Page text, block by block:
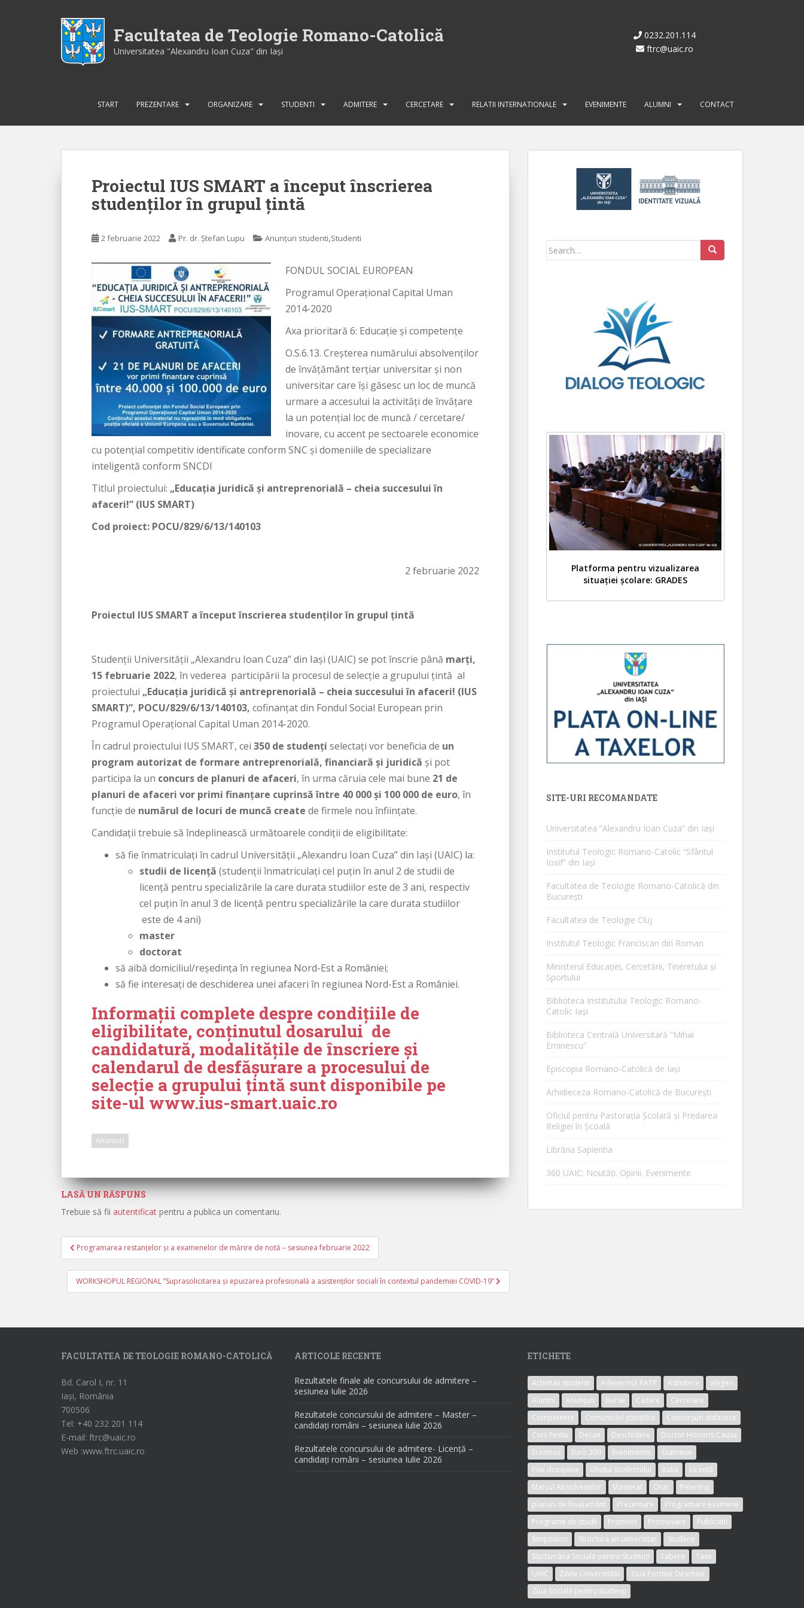
Facultatea de Teologie Romano-Catolică
Universitatea "Alexandru Ioan Cuza" din Iaşi
0232.201.114
ftrc@uaic.ro
START PREZENTARE ORGANIZARE STUDENTI ADMITERE CERCETARE RELATII INTERNATIONALE EVENIMENTE ALUMNI CONTACT
Proiectul IUS SMART a început înscrierea
studenților în grupul țintă
2 februarie 2022 Pr. dr. Ștefan Lupu Anunțuri studenti,Studenti
FONDUL SOCIAL EUROPEAN
Programul Operațional Capital Uman
2014-2020
Axa prioritară 6: Educație și competențe
O.S.6.13. Creșterea numărului absolvenților
de învățământ terțiar universitar și non
universitar care își găsesc un loc de muncă
urmare a accesului la activități de învățare
la un potențial loc de muncă / cercetare/
inovare, cu accent pe sectoarele economice
cu potențial competitiv identificate conform SNC şi domeniile de specializare
inteligentă conform SNCDI
Titlul proiectului: „Educația juridică și antreprenorială – cheia succesului în
afaceri!” (IUS SMART)
Cod proiect: POCU/829/6/13/140103
2 februarie 2022
Proiectul IUS SMART a început înscrierea studenților în grupul țintă
Studenții Universității „Alexandru Ioan Cuza” din Iași (UAIC) se pot înscrie până marți,
15 februarie 2022, în vederea participării la procesul de selecție a grupului țintă al
proiectului „Educația juridică și antreprenorială – cheia succesului în afaceri! (IUS
SMART)”, POCU/829/6/13/140103, cofinanţat din Fondul Social European prin
Programul Operațional Capital Uman 2014-2020.
În cadrul proiectului IUS SMART, cei 350 de studenți selectați vor beneficia de un
program autorizat de formare antreprenorială, financiară și juridică și pot
participa la un concurs de planuri de afaceri, în urma căruia cele mai bune 21 de
planuri de afaceri vor primi finanțare cuprinsă între 40 000 și 100 000 de euro, în
funcție de numărul de locuri de muncă create de firmele nou înființate.
Candidații trebuie să îndeplinească următoarele condiții de eligibilitate:
să fie înmatriculați în cadrul Universității „Alexandru Ioan Cuza” din Iași (UAIC) la:
studii de licență (studenții înmatriculați cel puțin în anul 2 de studii de
licență pentru specializările la care durata studiilor este de 3 ani, respectiv
cel puțin în anul 3 de licență pentru specializările la care durata studiilor
este de 4 ani)
master
doctorat
să aibă domiciliul/reședința în regiunea Nord-Est a României;
să fie interesați de deschiderea unei afaceri în regiunea Nord-Est a României.
Informații complete despre condițiile de
eligibilitate, conținutul dosarului de
candidatură, modalitățile de înscriere și
calendarul de desfăşurare a procesului de
selecţie a grupului țintă sunt disponibile pe
site-ul www.ius-smart.uaic.ro
Anunțuri
LASĂ UN RĂSPUNS
Trebuie să fii autentificat pentru a publica un comentariu.
Navigare în articole
Programarea restanțelor și a examenelor de mărire de notă – sesiunea februarie 2022
WORKSHOPUL REGIONAL ”Suprasolicitarea și epuizarea profesională a asistenților sociali în contextul pandemiei COVID-19”
Search for:
Platforma pentru vizualizarea
situației școlare: GRADES
SITE-URI RECOMANDATE
Universitatea ”Alexandru Ioan Cuza” din Iaşi
Institutul Teologic Romano-Catolic ”Sfântul
Iosif” din Iaşi
Facultatea de Teologie Romano-Catolică din
Bucureşti
Facultatea de Teologie Cluj
Institutul Teologic Franciscan din Roman
Ministerul Educaţiei, Cercetării, Tineretului şi
Sportului
Biblioteca Institutului Teologic Romano-
Catolic Iaşi
Biblioteca Centrală Universitară ”Mihai
Eminescu”
Episcopia Romano-Catolică de Iaşi
Arhidieceza Romano-Catolică de Bucureşti
Oficiul pentru Pastorația Școlară și Predarea
Religiei în Școală
Librăria Sapientia
360 UAIC: Noutăţi. Opinii. Evenimente
FACULTATEA DE TEOLOGIE ROMANO-CATOLICĂ
Bd. Carol I, nr. 11
Iași, România
700506
Tel: +40 232 201 114
E-mail: ftrc@uaic.ro
Web :www.ftrc.uaic.ro
ARTICOLE RECENTE
Rezultatele finale ale concursului de admitere –
sesiunea Iulie 2026
Rezultatele concursului de admitere – Master –
candidați români – sesiunea Iulie 2026
Rezultatele concursului de admitere- Licență –
candidați români – sesiunea Iulie 2026
ETICHETE
Activitati studenti Adeverință RATP Admitere
alegeri
Alumni
Anunțuri Burse Cazare
Cercetare
Competențe
Comunicări științifice
Concursuri didactice
Curs Festiv
Decan Deschidere
Doctor Honoris Causa
Erasmus
Euro 200 Evenimente
Examene
Fise discipline
Ghidul studentului Italia
Licență
Marșul Absolvenților
Masterat Orar
Pelerinaj
planuri de învațamânt
Prezentare
Programare examene
Programe de studii
Promotii Promovare
Publicatii
Simpozion
Structura an universitar
Studenți
Săptămâna Socială pentru Studenți
Tabere
Taxe
UAIC
Zilele Universității
Ziua Portilor Deschise
Ziua Socială pentru Studenți